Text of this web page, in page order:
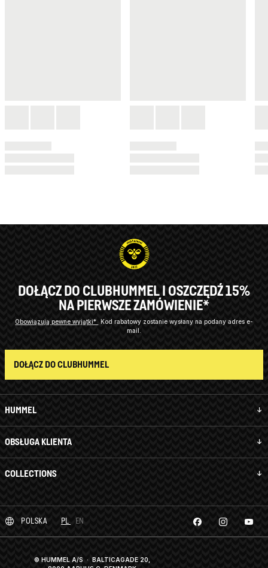
HUMMEL
OBSŁUGA KLIENTA
COLLECTIONS
DOŁĄCZ DO CLUBHUMMEL I OSZCZĘDŹ 15%
NA PIERWSZE ZAMÓWIENIE*
Obowiązują pewne wyjątki* Kod rabatowy zostanie wysłany na podany adres e-
mail.
DOŁĄCZ DO CLUBHUMMEL
POLSKA PL EN
© HUMMEL A/S · BALTICAGADE 20,